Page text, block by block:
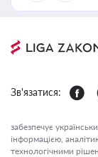
Зв'язатися:
забезпечує
інформацією,
технологічними